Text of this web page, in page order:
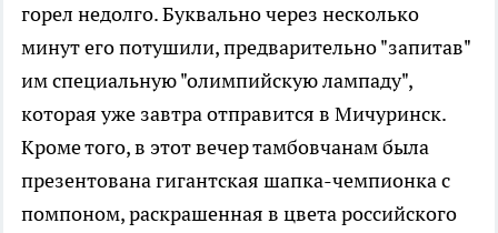
горел недолго. Буквально через несколько
минут его потушили, предварительно "запитав"
им специальную "олимпийскую лампаду",
которая уже завтра отправится в Мичуринск.
Кроме того, в этот вечер тамбовчанам была
презентована гигантская шапка-чемпионка с
помпоном, раскрашенная в цвета российского